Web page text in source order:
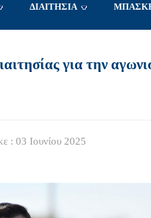
ΔΙΑΙΤΗΣΙΑ
για την
: 03 Ιουνίου 2025